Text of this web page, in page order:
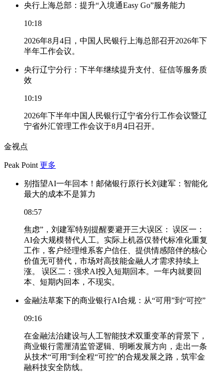
央行上海总部：提升“入境通Easy Go”服务能力
10:18
2026年8月4日，中国人民银行上海总部召开2026年下
半年工作会议。
央行辽宁分行：下半年继续提升支付、征信等服务质
效
10:19
2026年下半年中国人民银行辽宁省分行工作会议暨辽
宁省外汇管理工作会议于8月4日召开。
金视点
Peak Point 更多
别指望AI一年回本！邮储银行原行长刘建军：智能化
最大的成本不是算力
08:57
焦虑”，刘建军特别提醒要避开三大误区： 误区一：
AI会大规模替代人工。实际上机器仅替代标准化重复
工作，客户经理维系客户信任、提供情感陪伴的核心
价值无可替代，市场对高技能金融人才需求持续上
涨。 误区二：强求AI投入短期回本。一年内就要回
本、短期内回本，不现实。
金融法草案下的商业银行AI合规：从“可用”到“可控”
09:16
在金融法治建设与人工智能技术双重变革的背景下，
商业银行需厘清监管逻辑、明晰发展方向，走出一条
从技术“可用”到全程“可控”的合规发展之路，筑牢金
融科技安全防线。